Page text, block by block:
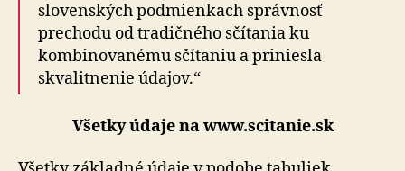
slovenských podmienkach správnosť
prechodu od tradičného sčítania ku
kombinovanému sčítaniu a priniesla
skvalitnenie údajov.“
Všetky údaje na www.scitanie.sk